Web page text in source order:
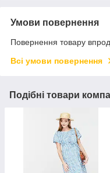
Умови повернення
Повернення товару
Всі умови повернення
Подібні товари